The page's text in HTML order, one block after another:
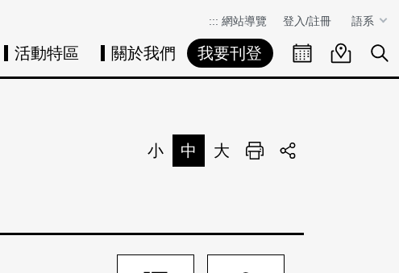
::: 網站導覽 登入/註冊 語系
活動特區 關於我們 我要刊登 活動日曆活動地圖展
小 中 大 列印